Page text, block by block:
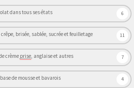
dans tous ses états 6
brisée, sablée, sucrée et feuilletage 11
crème prise, anglaise et autres 7
de mousse et bavarois 4